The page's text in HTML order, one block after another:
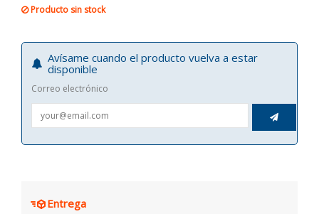
Producto sin stock
Avísame cuando el producto vuelva a estar
disponible
Correo electrónico

Entrega